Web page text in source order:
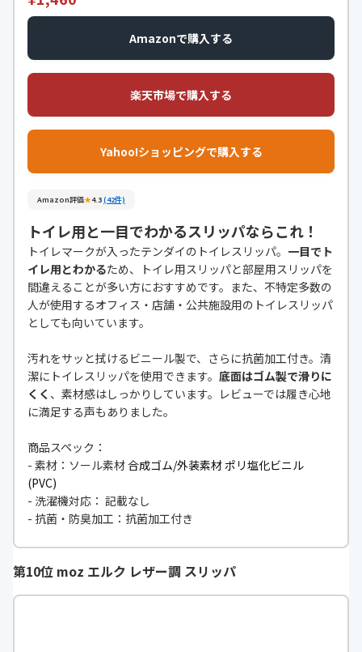
Amazonで購入する
楽天市場で購入する
Yahoo!ショッピングで購入する
Amazon評価★4.3(42件)
トイレ用と一目でわかるスリッパならこれ！
トイレマークが入ったテンダイのトイレスリッパ。 一目でト
イレ用とわかるため、トイレ用スリッパと部屋用スリッパを
間違えることが多い方におすすめです。また、不特定多数の
人が使用するオフィス・店舗・公共施設用のトイレスリッパ
としても向いています。
汚れをサッと拭けるビニール製で、さらに抗菌加工付き。清
潔にトイレスリッパを使用できます。 底面はゴム製で滑りに
くく 、素材感はしっかりしています。レビューでは履き心地
に満足する声もありました。
商品スペック：
- 素材：ソール素材合成ゴム/外装素材 ポリ塩化ビニル
(PVC)
- 洗濯機対応： 記載なし
- 抗菌・防臭加工：抗菌加工付き
第10位 moz エルク レザー調 スリッパ